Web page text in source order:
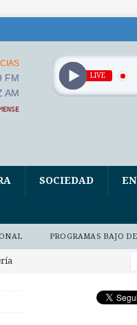
FM
AM
LIVE
SOCIEDAD
PROGRAMAS BAJO